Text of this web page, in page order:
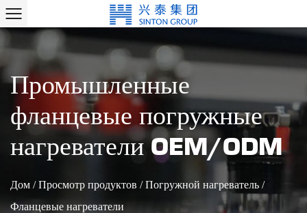
Промышленные
фланцевые погружные
нагреватели OEM/ODM
Дом /Просмотр продуктов /Погружной нагреватель /
Фланцевые нагреватели